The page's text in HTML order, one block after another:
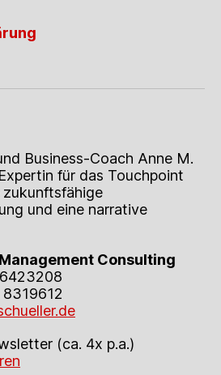
Business-Coach Anne M.
für das Touchpoint
zukunftsfähige
und eine narrative
Management Consulting
(ca. 4x p.a.)